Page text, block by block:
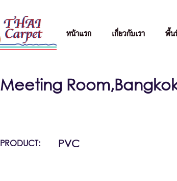
หน้าแรก เกี่ยวกับเรา พื้น
Meeting
PRODUCT: PVC